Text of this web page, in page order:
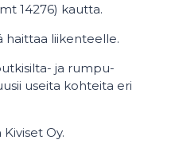
14276) kautta.
haittaa liikenteelle.
ja rumpu-
useita kohteita eri
Oy.